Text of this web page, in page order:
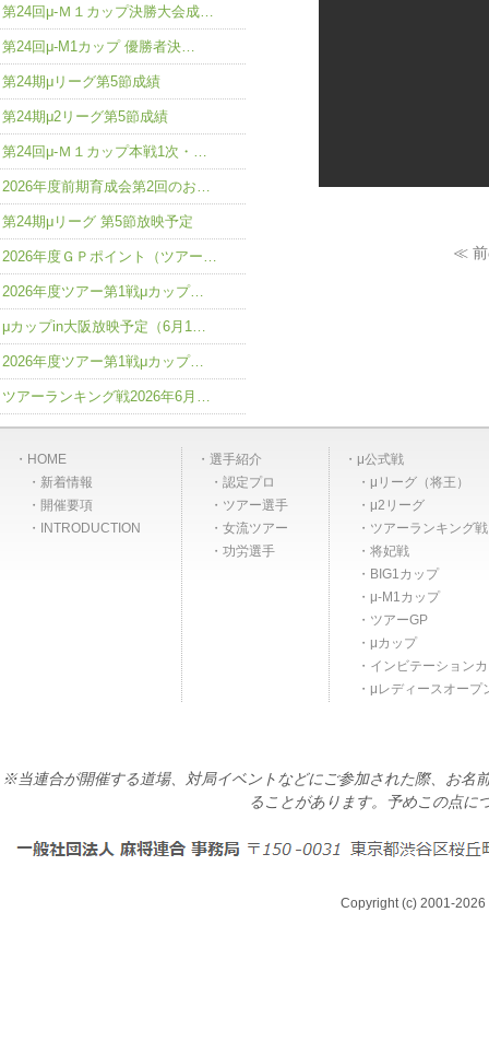
≪ 前
第24回μ-Ｍ１カップ決勝大会成…
第24回μ-M1カップ 優勝者決…
第24期μリーグ第5節成績
第24期μ2リーグ第5節成績
第24回μ-Ｍ１カップ本戦1次・…
2026年度前期育成会第2回のお…
第24期μリーグ 第5節放映予定
2026年度ＧＰポイント（ツアー…
2026年度ツアー第1戦μカップ…
μカップin大阪放映予定（6月1…
2026年度ツアー第1戦μカップ…
ツアーランキング戦2026年6月…
HOME
新着情報
開催要項
INTRODUCTION
選手紹介
認定プロ
ツアー選手
女流ツアー
功労選手
μ公式戦
μリーグ（将王）
μ2リーグ
ツアーランキング
将妃戦
BIG1カップ
μ-M1カップ
ツアーGP
μカップ
インビテーション
μレディースオープ
※当連合が開催する道場、対局イベントなどにご参加された際、お名
ることがあります。予めこの点に
Copyright (c) 2001-